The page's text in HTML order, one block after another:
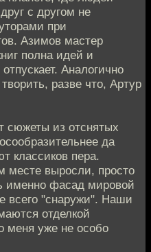
с другом не
при
Азимов мастер
полна идей и
Аналогично
разве что, Артур
сюжеты из отснятых
да
классиков пера.
месте выросли, просто
именно фасад мировой
всего "снаружи". Наши
отделкой
меня уже не особо